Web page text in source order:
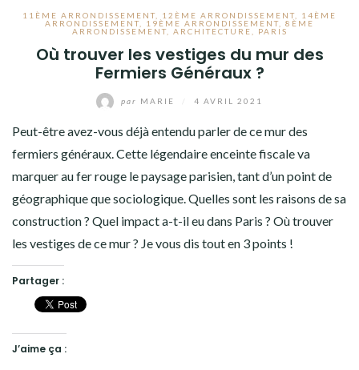
11ÈME ARRONDISSEMENT, 12ÈME ARRONDISSEMENT, 14ÈME
ARRONDISSEMENT, 19ÈME ARRONDISSEMENT, 8ÈME
ARRONDISSEMENT, ARCHITECTURE, PARIS
Où trouver les vestiges du mur des
Fermiers Généraux ?
par MARIE 4 AVRIL 2021
Peut-être avez-vous déjà entendu parler de ce mur des
fermiers généraux. Cette légendaire enceinte fiscale va
marquer au fer rouge le paysage parisien, tant d’un point de
géographique que sociologique. Quelles sont les raisons de sa
construction ? Quel impact a-t-il eu dans Paris ? Où trouver
les vestiges de ce mur ? Je vous dis tout en 3 points !
Partager :
J’aime ça :